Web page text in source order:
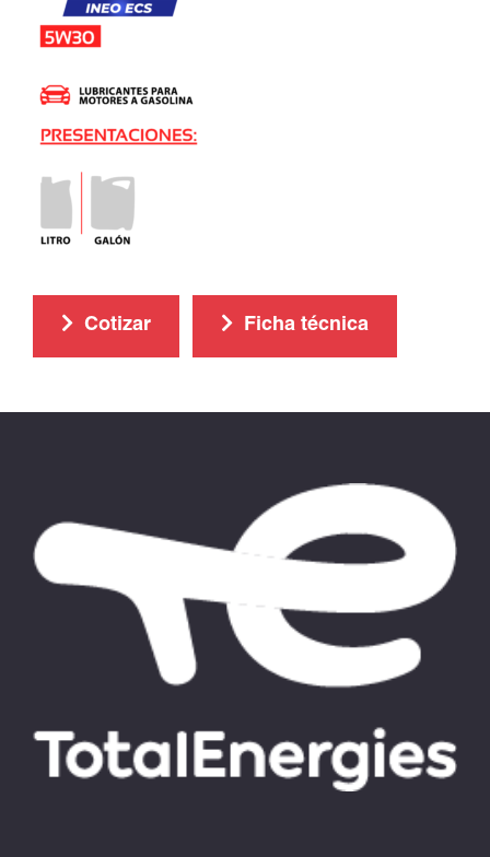
Cotizar Ficha técnica